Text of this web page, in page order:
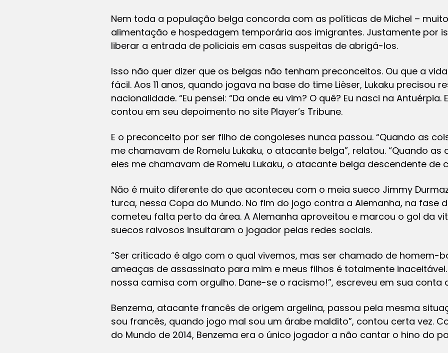
Nem toda a população belga concorda com as políticas de Michel –
alimentação e hospedagem temporária aos imigrantes. Justamente por
liberar a entrada de policiais em casas suspeitas de abrigá-los.
Isso não quer dizer que os belgas não tenham preconceitos. Ou que a
fácil. Aos 11 anos, quando jogava na base do time Lièser, Lukaku precisou
nacionalidade. “Eu pensei: “Da onde eu vim? O quê? Eu nasci na Antuérpia.
contou em seu depoimento no site Player’s Tribune.
E o preconceito por ser filho de congoleses nunca passou. “Quando as
me chamavam de Romelu Lukaku, o atacante belga”, relatou. “Quando
eles me chamavam de Romelu Lukaku, o atacante belga descendente de
Não é muito diferente do que aconteceu com o meia sueco Jimmy
turca, nessa Copa do Mundo. No fim do jogo contra a Alemanha, na fase
cometeu falta perto da área. A Alemanha aproveitou e marcou o gol da
suecos raivosos insultaram o jogador pelas redes sociais.
“Ser criticado é algo com o qual vivemos, mas ser chamado de homem-
ameaças de assassinato para mim e meus filhos é totalmente inaceitável.
nossa camisa com orgulho. Dane-se o racismo!”, escreveu em sua conta
Benzema, atacante francês de origem argelina, passou pela mesma
sou francês, quando jogo mal sou um árabe maldito”, contou certa vez.
do Mundo de 2014, Benzema era o único jogador a não cantar o hino do